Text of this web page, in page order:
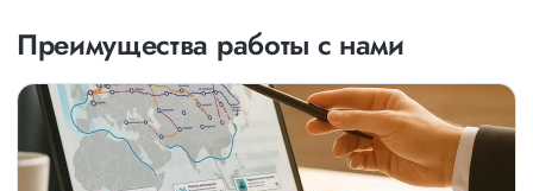
Преимущества работы с нами